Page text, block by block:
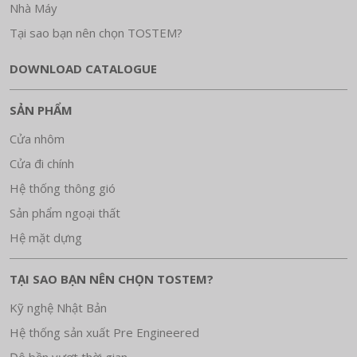
Nhà Máy
Tại sao bạn nên chọn TOSTEM?
DOWNLOAD CATALOGUE
SẢN PHẨM
Cửa nhôm
Cửa đi chính
Hệ thống thông gió
Sản phẩm ngoại thất
Hệ mặt dựng
TẠI SAO BẠN NÊN CHỌN TOSTEM?
Kỹ nghệ Nhật Bản
Hệ thống sản xuất Pre Engineered